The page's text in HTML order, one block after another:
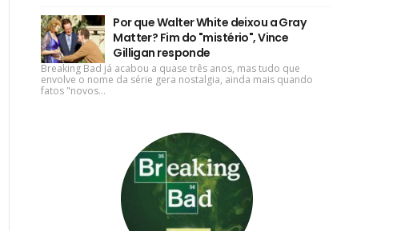
Por que Walter White deixou a Gray
Matter? Fim do "mistério", Vince
Gilligan responde
Breaking Bad já acabou a quase três anos, mas tudo que
envolve o nome da série gera nostalgia, ainda mais quando
fatos "novos...